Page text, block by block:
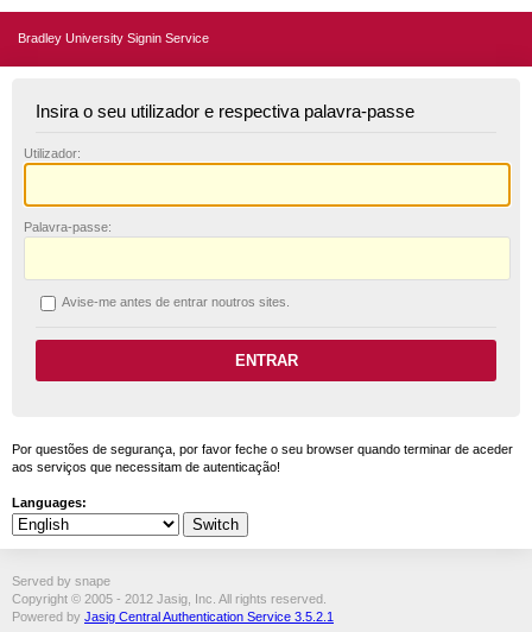
Bradley University Signin Service
Insira o seu utilizador e respectiva palavra-passe
Utilizador:
Palavra-passe:
Avise-me antes de entrar noutros sites.
Por questões de segurança, por favor feche o seu browser quando terminar de aceder
aos serviços que necessitam de autenticação!
Languages:
Served by snape
Copyright © 2005 - 2012 Jasig, Inc. All rights reserved.
Powered by Jasig Central Authentication Service 3.5.2.1